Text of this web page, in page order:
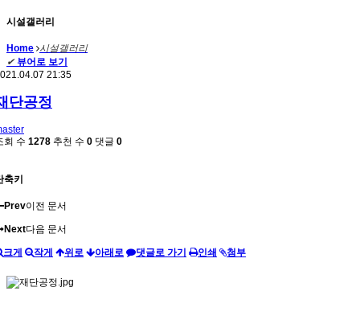
시설갤러리
Home 시설갤러리
✔ 뷰어로 보기
21:35
단공정
회 수 1278 추천 수 0 댓글 0
축키
Prev이전 문서
Next다음 문서
크게 작게 위로 아래로 댓글로 가기 인쇄 첨부